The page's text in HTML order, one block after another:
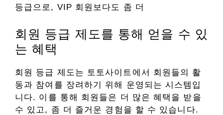
등급으로, VIP 회원보다도 좀 더
회원 등급 제도를 통해 얻을 수 있
는 혜택
회원 등급 제도는 토토사이트에서 회원들의 활
동과 참여를 장려하기 위해 운영되는 시스템입
니다. 이를 통해 회원들은 더 많은 혜택을 받을
수 있고, 좀 더 즐거운 경험을 할 수 있습니다.